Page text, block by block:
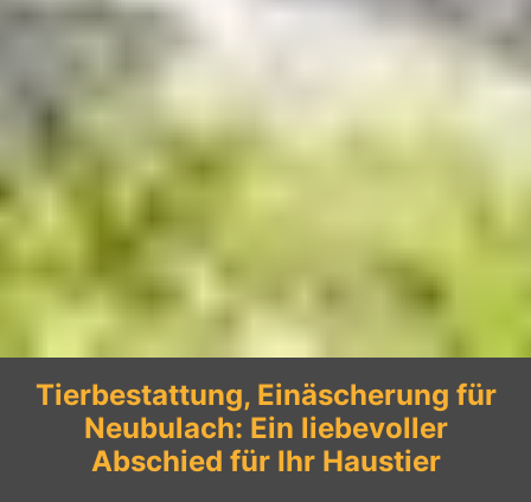
Tierbestattung, Einäscherung für
Neubulach: Ein liebevoller
Abschied für Ihr Haustier